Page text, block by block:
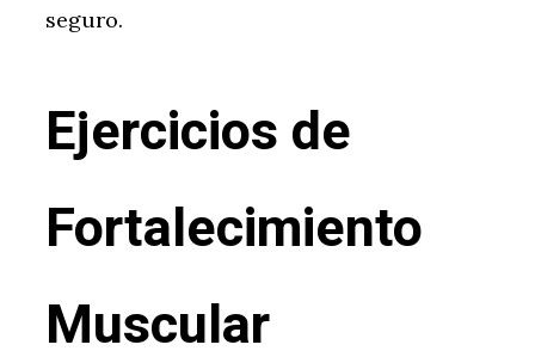
seguro.
Ejercicios de
Fortalecimiento
Muscular